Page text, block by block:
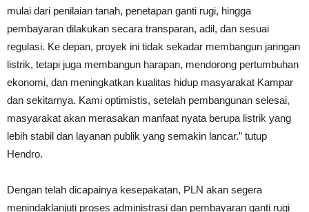
mulai dari penilaian tanah, penetapan ganti rugi, hingga
pembayaran dilakukan secara transparan, adil, dan sesuai
regulasi. Ke depan, proyek ini tidak sekadar membangun jaringan
listrik, tetapi juga membangun harapan, mendorong pertumbuhan
ekonomi, dan meningkatkan kualitas hidup masyarakat Kampar
dan sekitarnya. Kami optimistis, setelah pembangunan selesai,
masyarakat akan merasakan manfaat nyata berupa listrik yang
lebih stabil dan layanan publik yang semakin lancar.” tutup
Hendro.
Dengan telah dicapainya kesepakatan, PLN akan segera
menindaklanjuti proses administrasi dan pembayaran ganti rugi